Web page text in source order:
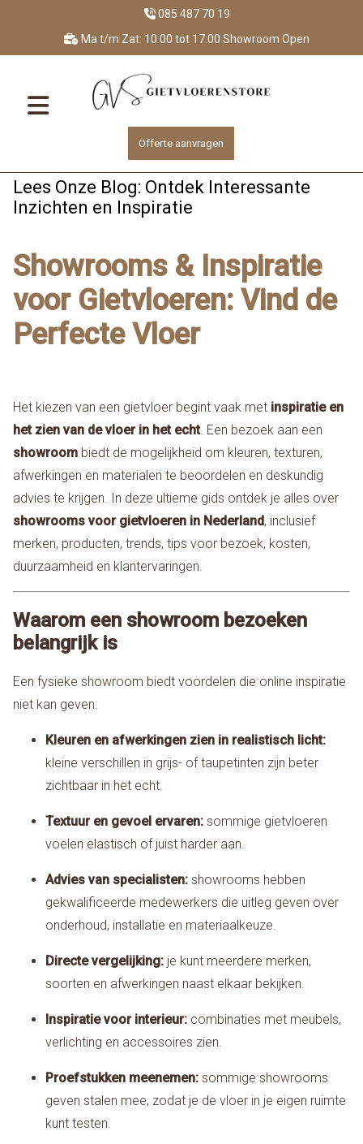
085 487 70 19
Ma t/m Zat: 10:00 tot 17:00 Showroom Open
Offerte aanvragen
Lees Onze Blog: Ontdek Interessante
Inzichten en Inspiratie
Showrooms & Inspiratie
voor Gietvloeren: Vind de
Perfecte Vloer
Het kiezen van een gietvloer begint vaak met inspiratie en
het zien van de vloer in het echt. Een bezoek aan een
showroombiedt de mogelijkheid om kleuren, texturen,
afwerkingen en materialen te beoordelen en deskundig
advies te krijgen. In deze ultieme gids ontdek je alles over
showrooms voor gietvloeren in Nederland , inclusief
merken, producten, trends, tips voor bezoek, kosten,
duurzaamheid en klantervaringen.
Waarom een showroom bezoeken
belangrijk is
Een fysieke showroom biedt voordelen die online inspiratie
niet kan geven:
Kleuren en afwerkingen zien in realistisch licht:
kleine verschillen in grijs- of taupetinten zijn beter
zichtbaar in het echt.
Textuur en gevoel ervaren:sommige gietvloeren
voelen elastisch of juist harder aan.
Advies van specialisten:showrooms hebben
gekwalificeerde medewerkers die uitleg geven over
onderhoud, installatie en materiaalkeuze.
Directe vergelijking:je kunt meerdere merken,
soorten en afwerkingen naast elkaar bekijken.
Inspiratie voor interieur:combinaties met meubels,
verlichting en accessoires zien.
Proefstukken meenemen:sommige showrooms
geven stalen mee, zodat je de vloer in je eigen ruimte
kunt testen.